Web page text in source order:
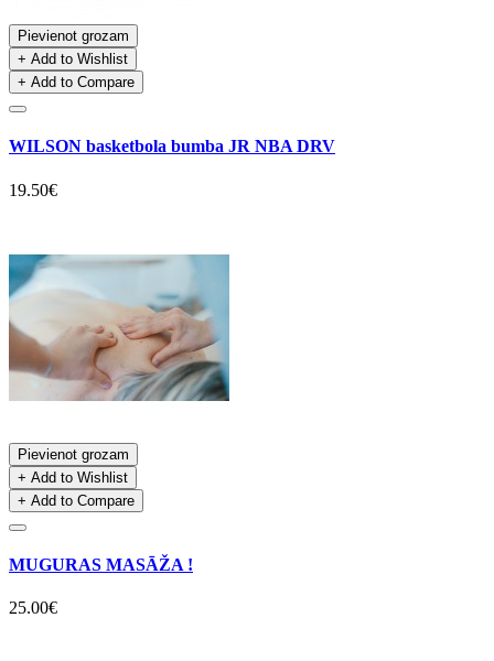
Pievienot grozam
+ Add to Wishlist
+ Add to Compare
WILSON basketbola bumba JR NBA DRV
19.50€
Pievienot grozam
+ Add to Wishlist
+ Add to Compare
MUGURAS MASĀŽA !
25.00€